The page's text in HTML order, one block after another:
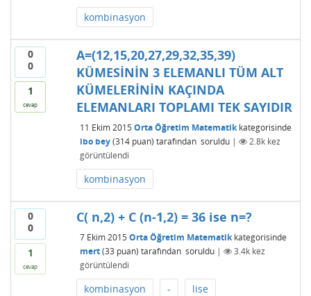
kombinasyon
0
0
1
cevap
A=(12,15,20,27,29,32,35,39)
KÜMESİNİN 3 ELEMANLI TÜM ALT
KÜMELERİNİN KAÇINDA
ELEMANLARI TOPLAMI TEK SAYIDIR
11 Ekim 2015 Orta Öğretim Matematikkategorisinde
ibo bey (314puan) tarafından soruldu | 2.8kkez
görüntülendi
kombinasyon
0
0
1
cevap
C( n,2) + C (n-1,2) = 36 ise n=?
7 Ekim 2015 Orta Öğretim Matematikkategorisinde
mert (33 puan) tarafından soruldu | 3.4kkez
görüntülendi
kombinasyon - lise